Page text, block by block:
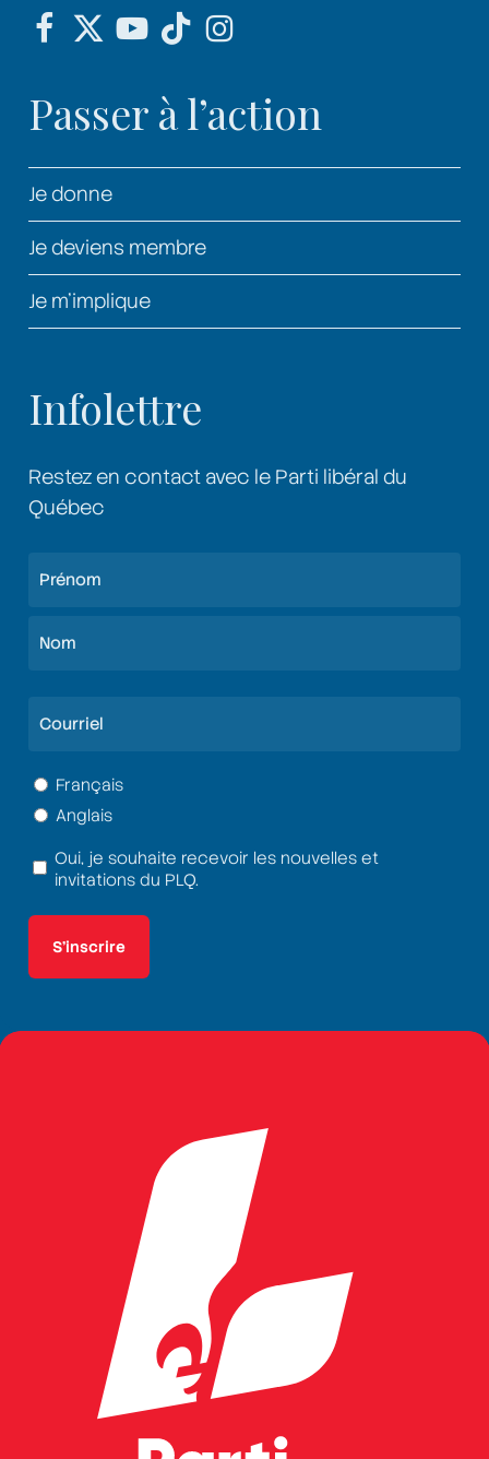
Passer à l’action
Je donne
Je deviens membre
Je m’implique
Infolettre
Restez en contact avec le Parti libéral du
Québec
Langue
(Nécessaire)
Français
Anglais
Termes
conditions
(Nécessaire)
Oui, je souhaite recevoir les nouvelles et
invitations du PLQ.